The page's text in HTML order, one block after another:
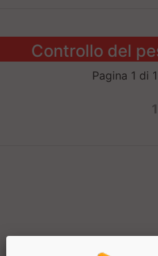
Controllo del
Pagina 1 di 1
1